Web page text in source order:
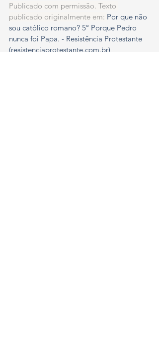
Publicado com permissão. Texto
publicado originalmente em: Por que não
sou católico romano? 5º Porque Pedro
nunca foi Papa. - Resistência Protestante
(resistenciaprotestante.com.br)